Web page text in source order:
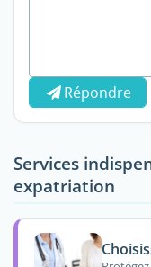
Répondre
Services
expatriation